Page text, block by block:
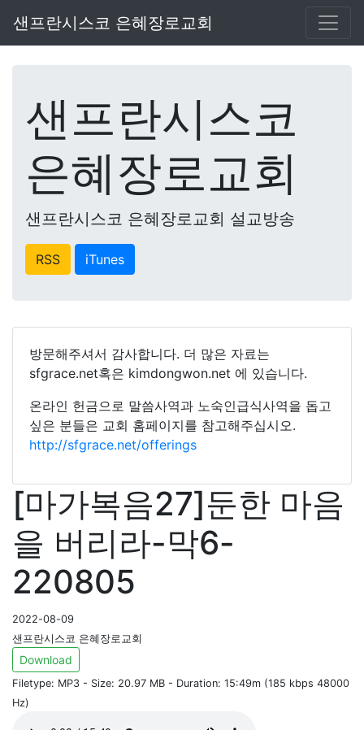
샌프란시스코 은혜장로교회
샌프란시스코
은혜장로교회
샌프란시스코 은혜장로교회 설교방송
RSS iTunes
방문해주셔서 감사합니다. 더 많은 자료는
sfgrace.net혹은 kimdongwon.net 에 있습니다.
온라인 헌금으로 말씀사역과 노숙인급식사역을 돕고
싶은 분들은 교회 홈페이지를 참고해주십시오.
http://sfgrace.net/offerings
[마가복음27]둔한 마음
을 버리라-막6-
220805
2022-08-09
샌프란시스코 은혜장로교회
Download
Filetype: MP3 - Size: 20.97 MB - Duration: 15:49m (185 kbps 48000
Hz)